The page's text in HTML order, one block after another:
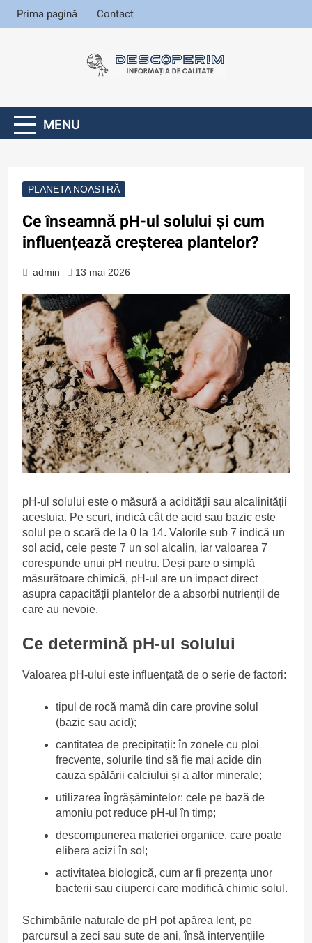
Skip
to
Prima pagină Contact
Descoperim.ro
MENU
PLANETA NOASTRĂ
Ce înseamnă pH-ul solului și cum
influențează creșterea plantelor?
admin 13 mai 2026
pH-ul solului este o măsură a acidității sau alcalinității
acestuia. Pe scurt, indică cât de acid sau bazic este
solul pe o scară de la 0 la 14. Valorile sub 7 indică un
sol acid, cele peste 7 un sol alcalin, iar valoarea 7
corespunde unui pH neutru. Deși pare o simplă
măsurătoare chimică, pH-ul are un impact direct
asupra capacității plantelor de a absorbi nutrienții de
care au nevoie.
Ce determină pH-ul solului
Valoarea pH-ului este influențată de o serie de factori:
tipul de rocă mamă din care provine solul
(bazic sau acid);
cantitatea de precipitații: în zonele cu ploi
frecvente, solurile tind să fie mai acide din
cauza spălării calciului și a altor minerale;
utilizarea îngrășămintelor: cele pe bază de
amoniu pot reduce pH-ul în timp;
descompunerea materiei organice, care poate
elibera acizi în sol;
activitatea biologică, cum ar fi prezența unor
bacterii sau ciuperci care modifică chimic solul.
Schimbările naturale de pH pot apărea lent, pe
parcursul a zeci sau sute de ani, însă intervențiile